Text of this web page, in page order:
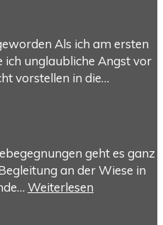
Als ich am ersten
ich unglaubliche Angst vor
vorstellen in die…
geht es ganz
an der Wiese in
Weiterlesen